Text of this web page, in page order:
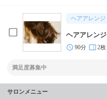
ヘアアレンジ
ヘアアレンジ
90分 2枚
満足度募集中
サロンメニュー